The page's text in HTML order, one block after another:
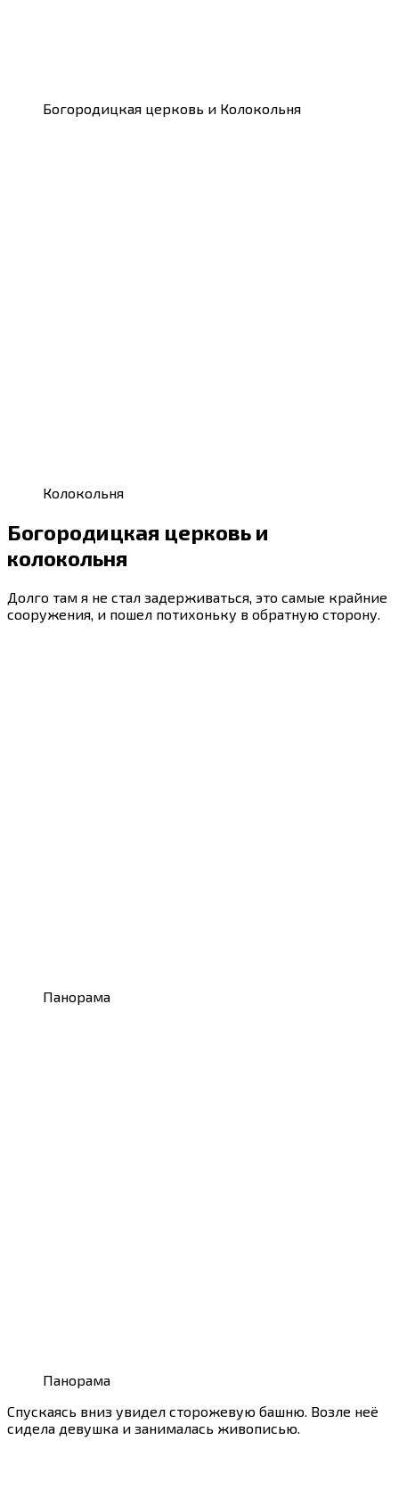
Богородицкая церковь и Колокольня
Колокольня
Богородицкая церковь и
колокольня
Долго там я не стал задерживаться, это самые крайние
сооружения, и пошел потихоньку в обратную сторону.
Панорама
Панорама
Спускаясь вниз увидел сторожевую башню. Возле неё
сидела девушка и занималась живописью.